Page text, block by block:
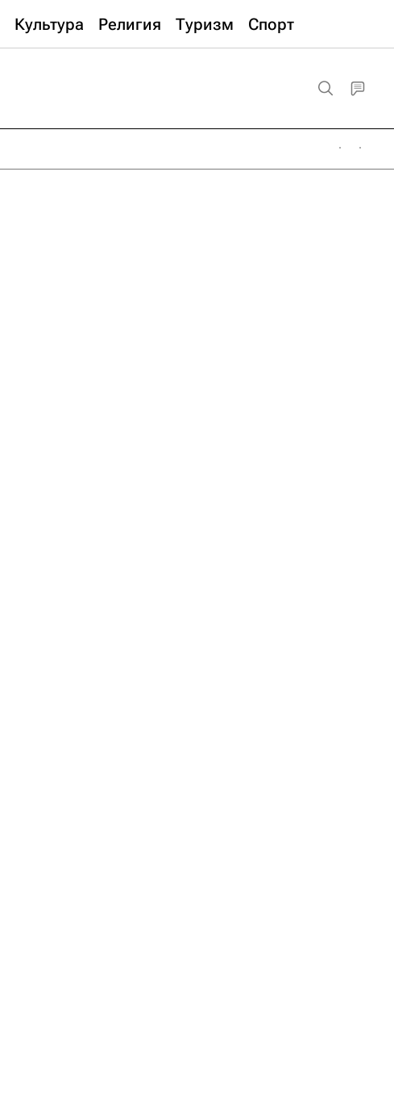
Культура Религия Туризм Спорт